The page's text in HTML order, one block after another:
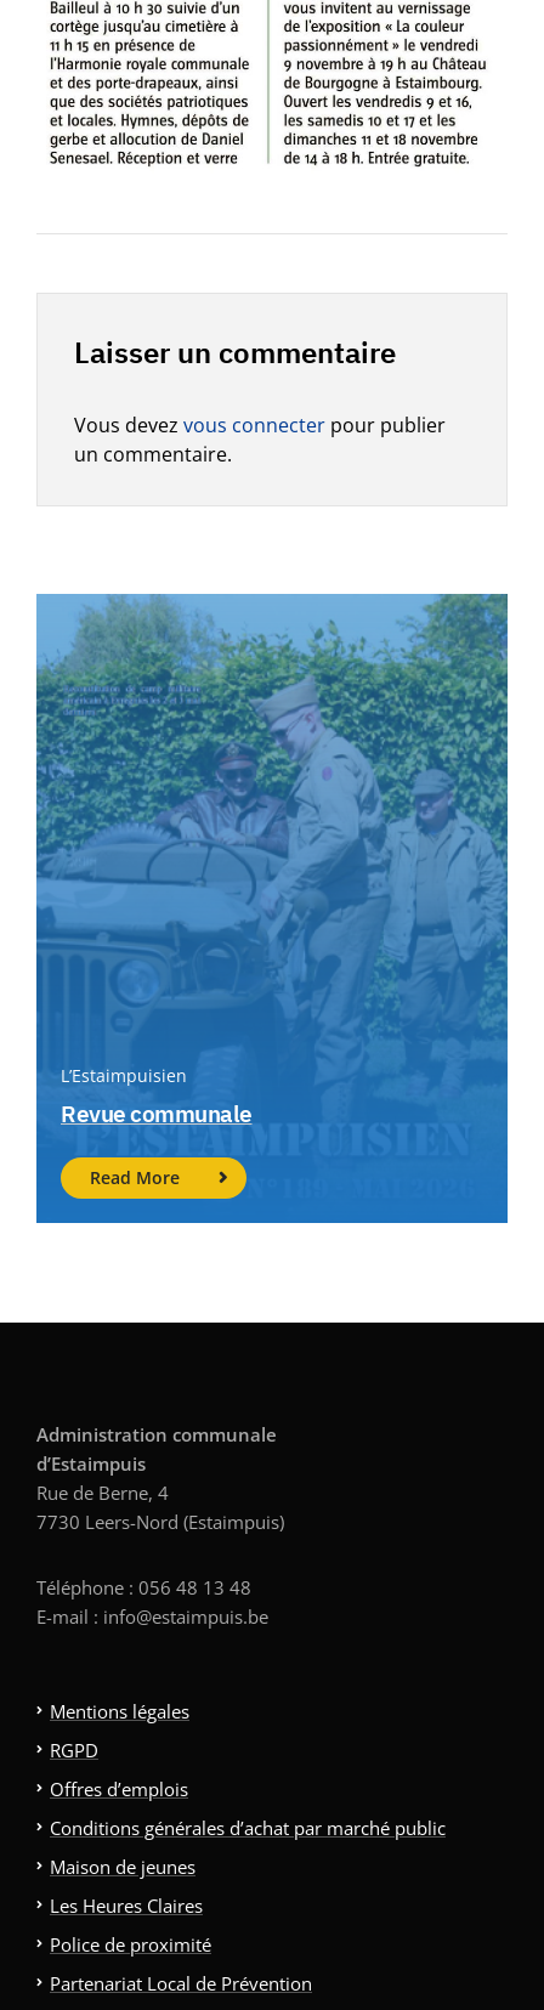
L’Estaimpuisien
Revue communale
Read More
Laisser un commentaire
Vous devez vous connecter pour publier
un commentaire.
Administration communale
d’Estaimpuis
Rue de Berne, 4
7730 Leers-Nord (Estaimpuis)
Téléphone : 056 48 13 48
E-mail : info@estaimpuis.be
Mentions légales
RGPD
Offres d’emplois
Conditions générales d’achat par marché public
Maison de jeunes
Les Heures Claires
Police de proximité
Partenariat Local de Prévention